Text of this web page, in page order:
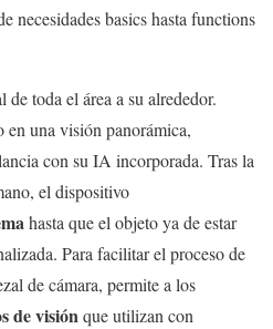
necesidades basics hasta functions
toda el área a su alrededor.
una visión panorámica,
con su IA incorporada. Tras la
el dispositivo
hasta que el objeto ya de estar
Para facilitar el proceso de
de cámara, permite a los
de visiónque utilizan con